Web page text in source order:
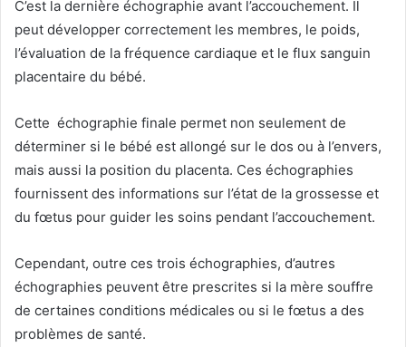
C’est la dernière échographie avant l’accouchement. Il
peut développer correctement les membres, le poids,
l’évaluation de la fréquence cardiaque et le flux sanguin
placentaire du bébé.
Cette échographie finale permet non seulement de
déterminer si le bébé est allongé sur le dos ou à l’envers,
mais aussi la position du placenta. Ces échographies
fournissent des informations sur l’état de la grossesse et
du fœtus pour guider les soins pendant l’accouchement.
Cependant, outre ces trois échographies, d’autres
échographies peuvent être prescrites si la mère souffre
de certaines conditions médicales ou si le fœtus a des
problèmes de santé.